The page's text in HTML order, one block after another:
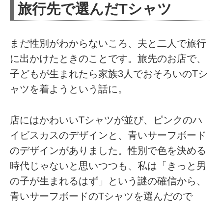
旅行先で選んだTシャツ
まだ性別がわからないころ、夫と二人で旅行
に出かけたときのことです。旅先のお店で、
子どもが生まれたら家族3人でおそろいのTシ
ャツを着ようという話に。
店にはかわいいTシャツが並び、ピンクのハ
イビスカスのデザインと、青いサーフボード
のデザインがありました。性別で色を決める
時代じゃないと思いつつも、私は「きっと男
の子が生まれるはず」という謎の確信から、
青いサーフボードのTシャツを選んだので